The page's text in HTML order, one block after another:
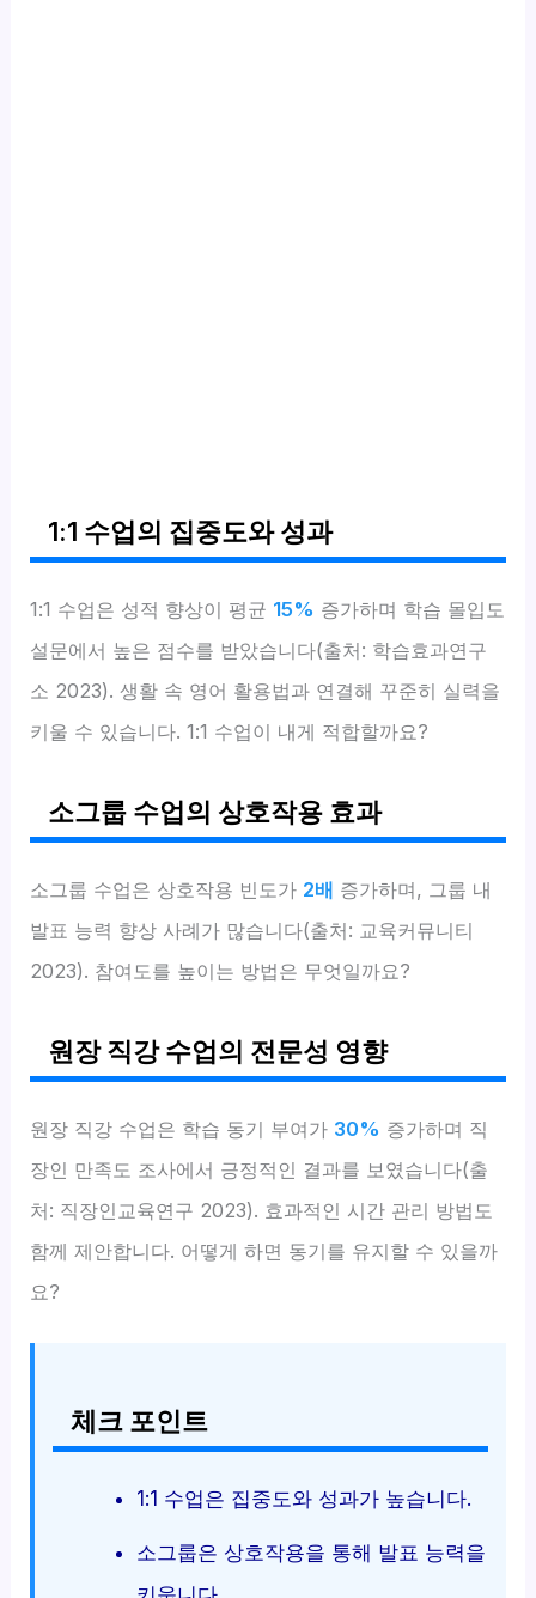
1:1 수업의 집중도와 성과
1:1 수업은 성적 향상이 평균 15% 증가하며 학습 몰입도
설문에서 높은 점수를 받았습니다(출처: 학습효과연구
소 2023). 생활 속 영어 활용법과 연결해 꾸준히 실력을
키울 수 있습니다. 1:1 수업이 내게 적합할까요?
소그룹 수업의 상호작용 효과
소그룹 수업은 상호작용 빈도가 2배 증가하며, 그룹 내
발표 능력 향상 사례가 많습니다(출처: 교육커뮤니티
2023). 참여도를 높이는 방법은 무엇일까요?
원장 직강 수업의 전문성 영향
원장 직강 수업은 학습 동기 부여가 30% 증가하며 직
장인 만족도 조사에서 긍정적인 결과를 보였습니다(출
처: 직장인교육연구 2023). 효과적인 시간 관리 방법도
함께 제안합니다. 어떻게 하면 동기를 유지할 수 있을까
요?
체크 포인트
1:1 수업은 집중도와 성과가 높습니다.
소그룹은 상호작용을 통해 발표 능력을